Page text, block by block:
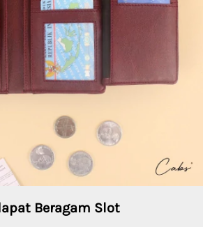
Beragam Slot